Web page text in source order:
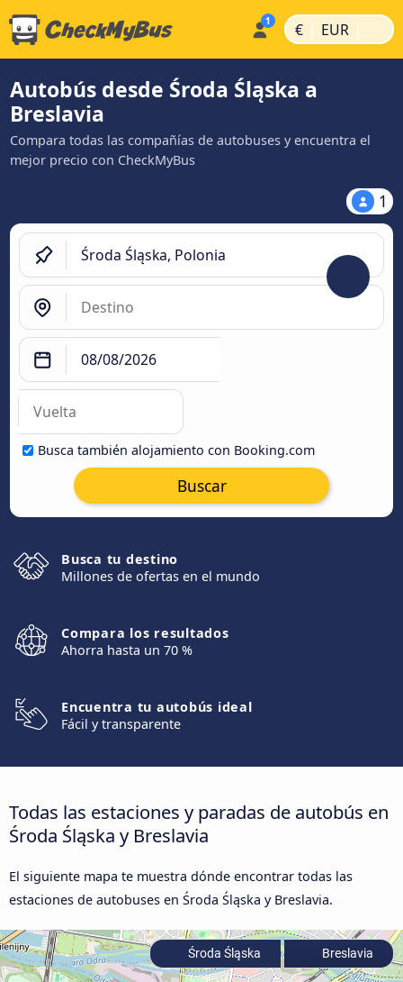
€ | EUR |
Autobús desde Środa Śląska a
Breslavia
Compara todas las compañías de autobuses y encuentra el
mejor precio con CheckMyBus
1
Busca también alojamiento con Booking.com
Buscar
Busca tu destino
Millones de ofertas en el mundo
Compara los resultados
Ahorra hasta un 70 %
Encuentra tu autobús ideal
Fácil y transparente
Todas las estaciones y paradas de autobús en
Środa Śląska y Breslavia
El siguiente mapa te muestra dónde encontrar todas las
estaciones de autobuses en Środa Śląska y Breslavia.
Środa Śląska Breslavia